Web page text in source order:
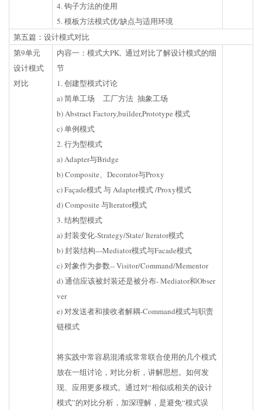
4. 钩子方法的使用
5. 模板方法模式优/缺点与适用环境
第五篇：设计模式对比
第9单元
设计模式
对比
内容一：模式大PK, 通过对比了解设计模式的细
节
1. 创建型模式讨论
a) 简单工场 工厂方法 抽象工场
b) Abstract Factory,builder,Prototype 模式
c) 单例模式
2. 行为型模式
a) Adapter与Bridge
b) Composite、Decorator与Proxy
c) Façade模式 与 Adapter模式 /Proxy模式
d) Composite 与Iterator模式
3. 结构型模式
a) 封装变化-Strategy/State/ Iterator模式
b) 封装结构---Mediator模式与Facade模式
c) 对象作为参数-- Visitor/Command/Mementor
d) 通信应该被封装还是被分布- Mediator和Obser
ver
e) 对发送者和接收者解耦-Command模式与职责
链模式
将实践中常容易混淆或常常联合使用的几个模式
放在一组讨论，对比分析，讲解思想。如何发
现、应用更多模式。通过对“相似或相关的设计
模式”的对比分析，加深理解，是避免“模式误